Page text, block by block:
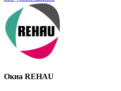
Окна REHAU